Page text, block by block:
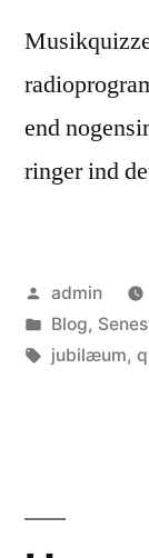
end
ringer ind
Posted
by
admin
Posted
in
Blog,
Tags:
jubilæum,